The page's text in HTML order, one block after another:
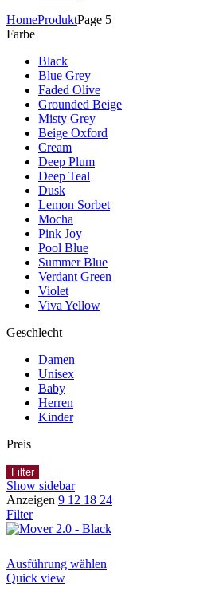
HomeProduktPage 5
Farbe
Black
Blue Grey
Faded Olive
Grounded Beige
Misty Grey
Beige Oxford
Cream
Deep Plum
Deep Teal
Dusk
Lemon Sorbet
Mocha
Pink Joy
Pool Blue
Summer Blue
Verdant Green
Violet
Viva Yellow
Geschlecht
Damen
Unisex
Baby
Herren
Kinder
Preis
Filter
Show sidebar
Anzeigen 9 12 18 24
Filter
Ausführung wählen
Quick view